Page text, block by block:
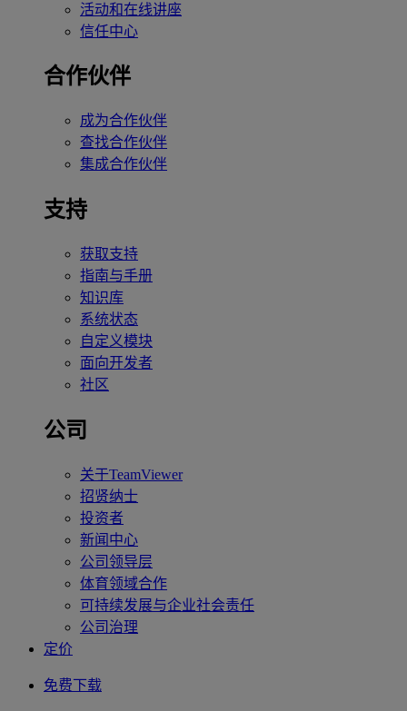
活动和在线讲座
信任中心
合作伙伴
成为合作伙伴
查找合作伙伴
集成合作伙伴
支持
获取支持
指南与手册
知识库
系统状态
自定义模块
面向开发者
社区
公司
关于TeamViewer
招贤纳士
投资者
新闻中心
公司领导层
体育领域合作
可持续发展与企业社会责任
公司治理
定价
免费下载